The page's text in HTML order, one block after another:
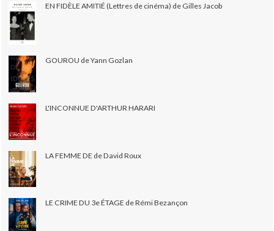
EN FIDÈLE AMITIÉ (Lettres de cinéma) de Gilles Jacob
GOUROU de Yann Gozlan
L'INCONNUE D'ARTHUR HARARI
LA FEMME DE de David Roux
LE CRIME DU 3e ÉTAGE de Rémi Bezançon